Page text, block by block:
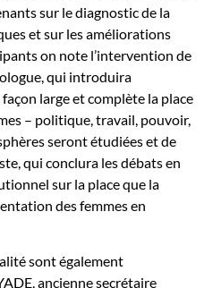
sur le diagnostic de la
et sur les améliorations
on note l’intervention de
qui introduira
large et complète la place
– politique, travail, pouvoir,
seront étudiées et de
qui conclura les débats en
sur la place que la
des femmes en
sont également
ancienne secrétaire